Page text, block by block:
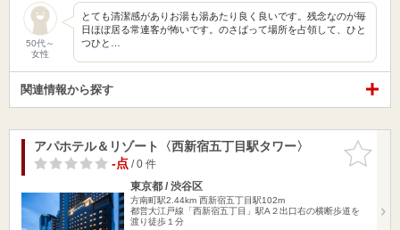
50代～
女性
とても清潔感がありお湯も湯あたり良く良いです。残念なのが毎
日ほぼ居る常連客が怖いです。のさばって場所を占領して、ひと
つひと…
関連情報から探す
お気に入
りに追加
アパホテル＆リゾート〈西新宿五丁目駅タワー〉
-点/ 0 件
東京都 / 渋谷区
方南町駅2.44km 西新宿五丁目駅102m
都営大江戸線「西新宿五丁目」駅A２出口右の横断歩道を
渡り徒歩１分